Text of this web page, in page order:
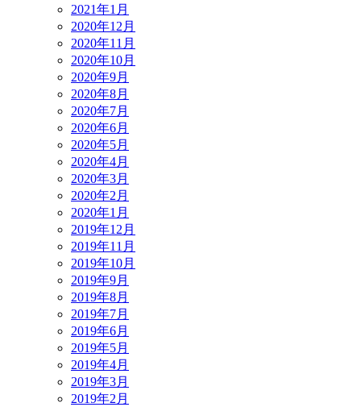
2021年1月
2020年12月
2020年11月
2020年10月
2020年9月
2020年8月
2020年7月
2020年6月
2020年5月
2020年4月
2020年3月
2020年2月
2020年1月
2019年12月
2019年11月
2019年10月
2019年9月
2019年8月
2019年7月
2019年6月
2019年5月
2019年4月
2019年3月
2019年2月